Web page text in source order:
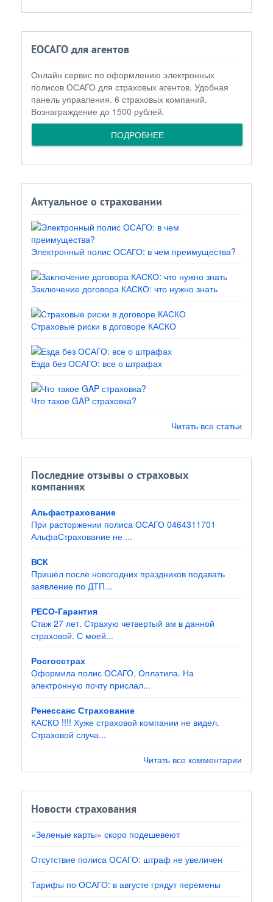
ЕОСАГО для агентов
Онлайн сервис по оформлению электронных
полисов ОСАГО для страховых агентов. Удобная
панель управления. 6 страховых компаний.
Вознаграждение до 1500 рублей.
ПОДРОБНЕЕ
Актуальное о страховании
Электронный полис ОСАГО: в чем преимущества?
Заключение договора КАСКО: что нужно знать
Страховые риски в договоре КАСКО
Езда без ОСАГО: все о штрафах
Что такое GAP страховка?
Читать все статьи
Последние отзывы о страховых
компаниях
Альфастрахование
При расторжении полиса ОСАГО 0464311701
АльфаСтрахование не ...
ВСК
Пришёл после новогодних праздников подавать
заявление по ДТП...
РЕСО-Гарантия
Стаж 27 лет. Страхую четвертый ам в данной
страховой. С моей...
Росгосстрах
Оформила полис ОСАГО, Оплатила. На
электронную почту прислал...
Ренессанс Страхование
КАСКО !!!! Хуже страховой компании не видел.
Страховой случа...
Читать все комментарии
Новости страхования
«Зеленые карты» скоро подешевеют
Отсутствие полиса ОСАГО: штраф не увеличен
Тарифы по ОСАГО: в августе грядут перемены